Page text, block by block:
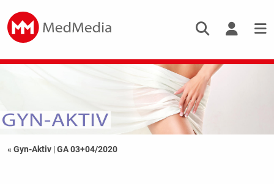
« Gyn-Aktiv |GA 03+04/2020